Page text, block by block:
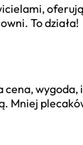
To działa!
cena,
Mniej